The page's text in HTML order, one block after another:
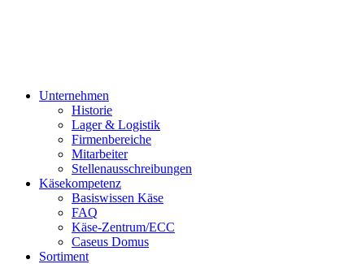
Unternehmen
Historie
Lager & Logistik
Firmenbereiche
Mitarbeiter
Stellenausschreibungen
Käsekompetenz
Basiswissen Käse
FAQ
Käse-Zentrum/ECC
Caseus Domus
Sortiment